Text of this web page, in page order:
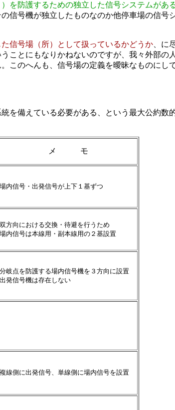
を防護するための独立した信号システムがあ
信号機が独立したものなのか他停車場の信号
信号場（所）として扱っているかどうか 、に
ことにもなりかねないのですが、我々外部の
このへんも、信号場の定義を曖昧なものにし
を備えている必要がある、という最大公約数
メ モ
場内信号・出発信号が上下１基ずつ
双方向における交換・待避を行うため
場内信号は本線用・副本線用の２基設置
分岐点を防護する場内信号機を３方向に設置
出発信号機は存在しない
複線側に出発信号、単線側に場内信号を設置